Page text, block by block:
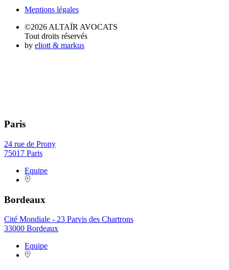
Mentions légales
©2026 ALTAÏR AVOCATS
Tout droits réservés
by eliott & markus
Paris
24 rue de Prony
75017 Paris
Equipe
Bordeaux
Cité Mondiale - 23 Parvis des Chartrons
33000 Bordeaux
Equipe